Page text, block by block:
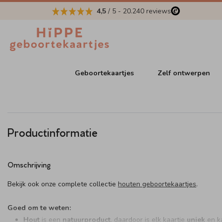
4,5 / 5 - 20.240 reviews
Geboortekaartjes Zelf ontwerpen
Productinformatie
Omschrijving
Bekijk ook onze complete collectie houten geboortekaartjes.
Goed om te weten:
Hout is een natuurproduct, daardoor is elk kaartje uniek en